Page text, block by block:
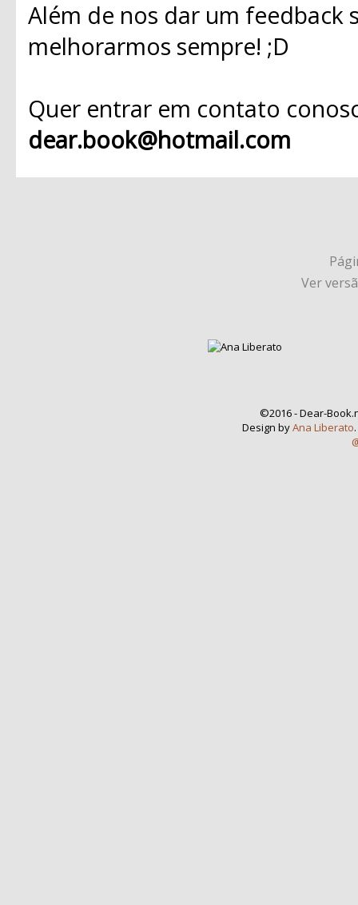
Além de nos dar um
melhorarmos sempre! ;D
Quer entrar em contato
dear.book@hotmail.com
Ver
©2016 - Dear-
Design byAna Liberato